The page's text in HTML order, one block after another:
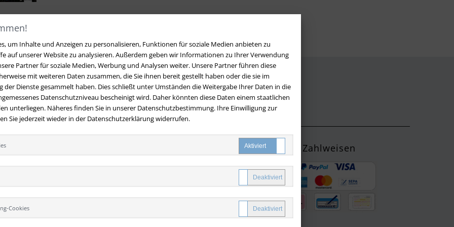
um Inhalte und Anzeigen zu personalisieren, Funktionen für soziale Medien anbieten zu
auf unserer Website zu analysieren. Außerdem geben wir Informationen zu Ihrer Verwendung
Partner für soziale Medien, Werbung und Analysen weiter. Unsere Partner führen diese
mit weiteren Daten zusammen, die Sie ihnen bereit gestellt haben oder die sie im
der Dienste gesammelt haben. Dies schließt unter Umständen die Weitergabe Ihrer Daten in die
Datenschutzniveau bescheinigt wird. Daher könnten diese Daten einem staatlichen
unterliegen. Näheres finden Sie in unserer Datenschutzbestimmung. Ihre Einwilligung zur
Sie jederzeit wieder in der Datenschutzerklärung widerrufen.
Cookies
LOS
Fragen.
(0)9209 20 23 188
Viele Zahlungsmethoden wie PayPal oder
Zahlweisen